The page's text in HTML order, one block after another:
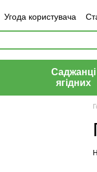
Угода користувача
Саджанці
ягідних